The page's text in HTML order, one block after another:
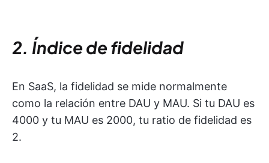
2. Índice de fidelidad
En SaaS, la fidelidad se mide normalmente
como la relación entre DAU y MAU. Si tu DAU es
4000 y tu MAU es 2000, tu ratio de fidelidad es
2.